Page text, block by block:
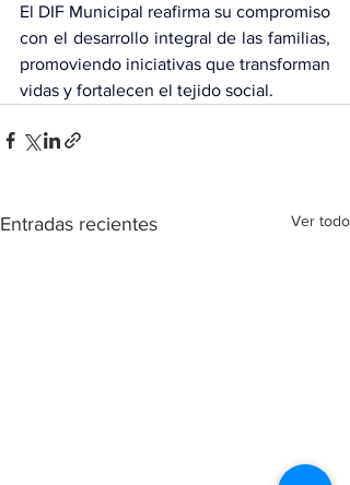
El DIF Municipal reafirma su compromiso
con el desarrollo integral de las familias,
promoviendo iniciativas que transforman
vidas y fortalecen el tejido social.
Entradas recientes Ver todo